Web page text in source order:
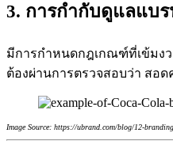
3. การกำกับดูแลแบร
มีการกำหนดกฎเกณฑ์ที่เข้มง
ต้องผ่านการตรวจสอบว่า สอ
Image Source: https://ubrand.com/blog/12-